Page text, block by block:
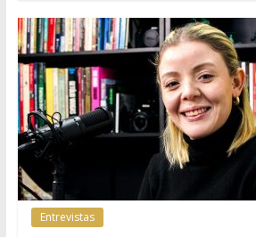
Entrevistas